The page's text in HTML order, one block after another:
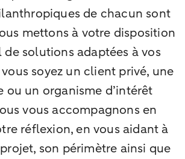
de chacun sont
mettons à votre disposition
de solutions adaptées à vos
soyez un client privé, une
ou un organisme d’intérêt
vous accompagnons en
réflexion, en vous aidant à
son périmètre ainsi que